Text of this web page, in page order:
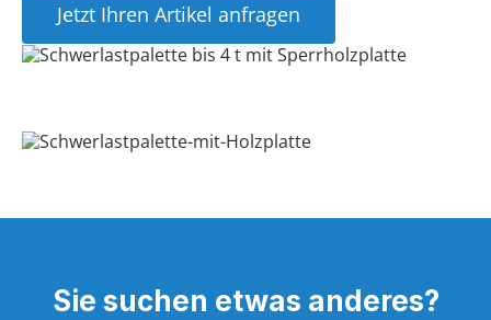
Jetzt Ihren Artikel anfragen
Sie suchen etwas anderes?